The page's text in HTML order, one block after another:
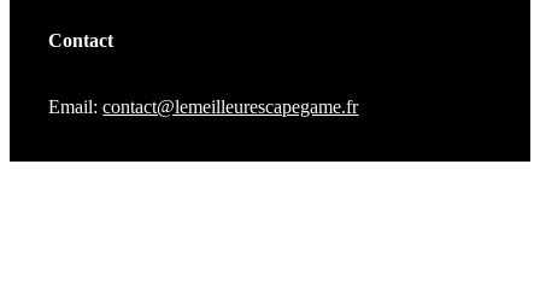
Contact
Email:contact@lemeilleurescapegame.fr